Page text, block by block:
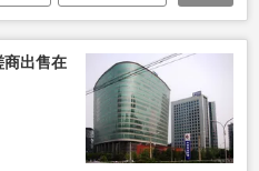
商出售在